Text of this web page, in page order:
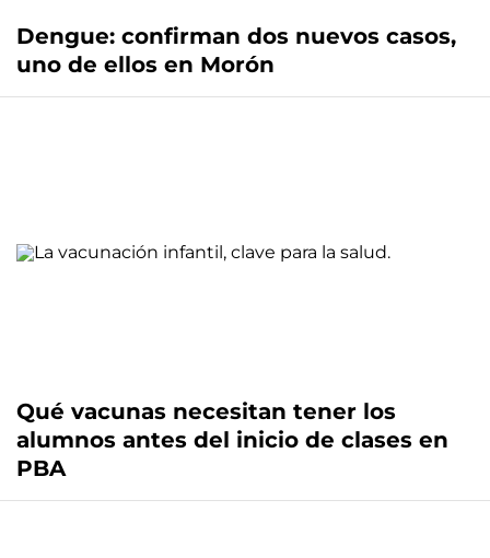
Dengue: confirman dos nuevos casos,
uno de ellos en Morón
Qué vacunas necesitan tener los
alumnos antes del inicio de clases en
PBA